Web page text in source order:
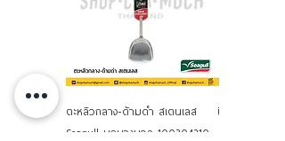
ตะหลิวกลาง-ด้ามดำ สเตนเลส
Seagull นกนางนวล 100304210
ปิ่นโต 16 ซม. 5